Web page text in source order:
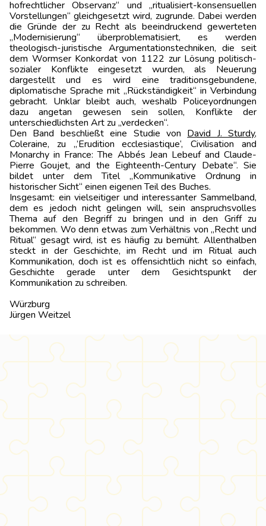
hofrechtlicher Observanz“ und „ritualisiert-konsensuellen
Vorstellungen“ gleichgesetzt wird, zugrunde. Dabei werden
die Gründe der zu Recht als beeindruckend gewerteten
„Modernisierung“ überproblematisiert, es werden
theologisch-juristische Argumentations­techniken, die seit
dem Wormser Konkordat von 1122 zur Lösung politisch-
sozialer Konflikte eingesetzt wurden, als Neuerung
dargestellt und es wird eine traditionsgebundene,
diplomati­sche Sprache mit „Rückständigkeit“ in Verbindung
gebracht. Unklar bleibt auch, weshalb Policeyordnungen
dazu angetan gewesen sein sollen, Konflikte der
unterschiedlichsten Art zu „verdecken“.
Den Band beschließt eine Studie von David J. Sturdy,
Coleraine, zu „’Erudition ecclesiastique‘, Civilisation and
Monarchy in France: The Abbés Jean Lebeuf and Claude-
Pierre Goujet, and the Eighteenth-Century Debate“. Sie
bildet unter dem Titel „Kommunikative Ordnung in
historischer Sicht“ einen eigenen Teil des Buches.
Insgesamt: ein vielseitiger und interessanter Sammelband,
dem es jedoch nicht gelingen will, sein anspruchsvolles
Thema auf den Begriff zu bringen und in den Griff zu
bekommen. Wo denn etwas zum Verhältnis von „Recht und
Ritual“ gesagt wird, ist es häufig zu bemüht. Allenthalben
steckt in der Geschichte, im Recht und im Ritual auch
Kommunikation, doch ist es offensichtlich nicht so einfach,
Geschichte gerade unter dem Gesichtspunkt der
Kommunikation zu schreiben.
Jürgen Weitzel